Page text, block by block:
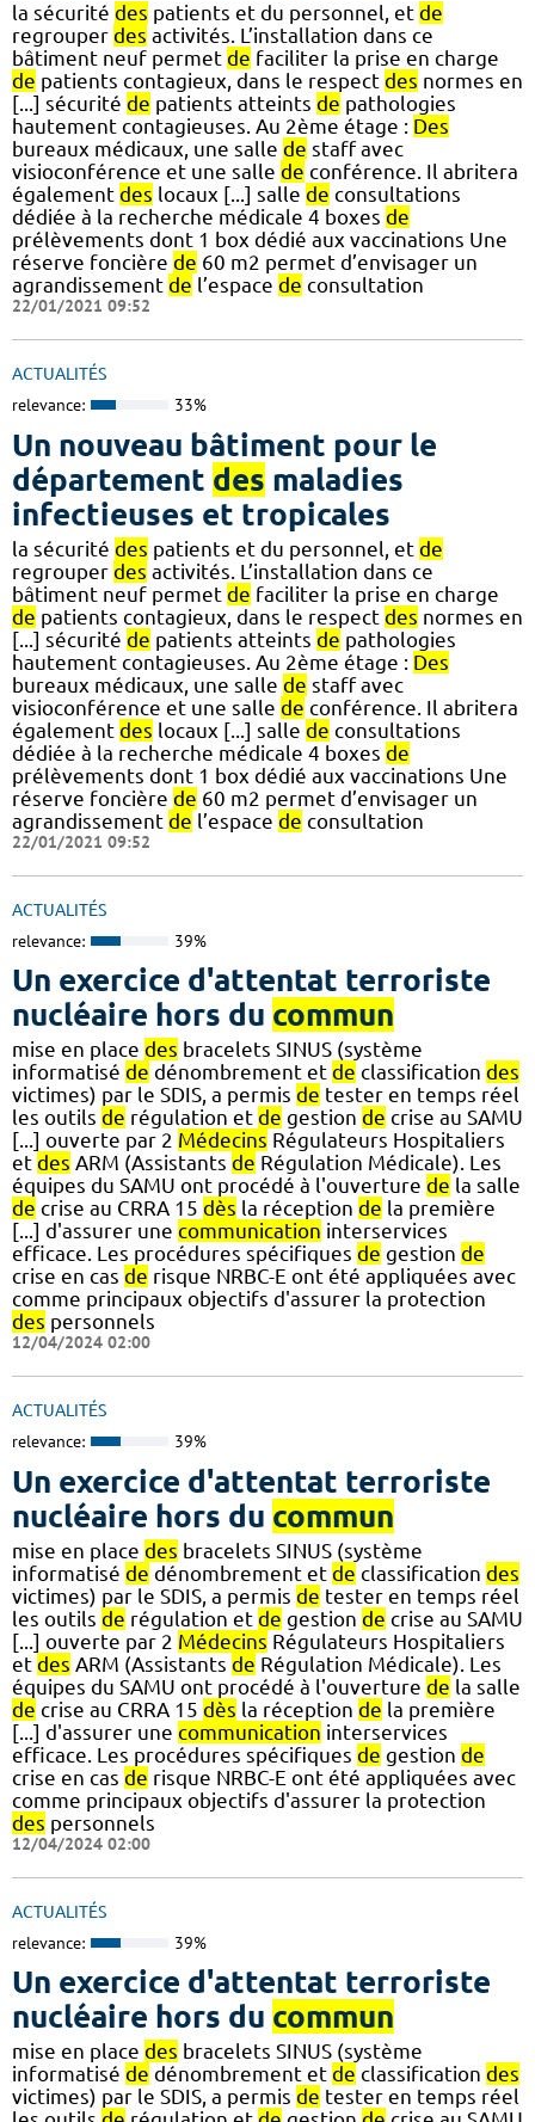
la sécurité des patients et du personnel, et de
regrouper des activités. L’installation dans ce
bâtiment neuf permet de faciliter la prise en charge
de patients contagieux, dans le respect des normes en
[...] sécurité de patients atteints de pathologies
hautement contagieuses. Au 2ème étage : Des
bureaux médicaux, une salle de staff avec
visioconférence et une salle de conférence. Il abritera
également des locaux [...] salle de consultations
dédiée à la recherche médicale 4 boxes de
prélèvements dont 1 box dédié aux vaccinations Une
réserve foncière de 60 m2 permet d’envisager un
agrandissement de l’espace de consultation
22/01/2021 09:52
ACTUALITÉS
relevance: 33%
Un nouveau bâtiment pour le
département des maladies
infectieuses et tropicales
la sécurité des patients et du personnel, et de
regrouper des activités. L’installation dans ce
bâtiment neuf permet de faciliter la prise en charge
de patients contagieux, dans le respect des normes en
[...] sécurité de patients atteints de pathologies
hautement contagieuses. Au 2ème étage : Des
bureaux médicaux, une salle de staff avec
visioconférence et une salle de conférence. Il abritera
également des locaux [...] salle de consultations
dédiée à la recherche médicale 4 boxes de
prélèvements dont 1 box dédié aux vaccinations Une
réserve foncière de 60 m2 permet d’envisager un
agrandissement de l’espace de consultation
22/01/2021 09:52
ACTUALITÉS
relevance: 39%
Un exercice d'attentat terroriste
nucléaire hors du commun
mise en place des bracelets SINUS (système
informatisé de dénombrement et de classification des
victimes) par le SDIS, a permis de tester en temps réel
les outils de régulation et de gestion de crise au SAMU
[...] ouverte par 2 Médecins Régulateurs Hospitaliers
et des ARM (Assistants de Régulation Médicale). Les
équipes du SAMU ont procédé à l'ouverture de la salle
de crise au CRRA 15 dès la réception de la première
[...] d'assurer une communication interservices
efficace. Les procédures spécifiques de gestion de
crise en cas de risque NRBC-E ont été appliquées avec
comme principaux objectifs d'assurer la protection
des personnels
12/04/2024 02:00
ACTUALITÉS
relevance: 39%
Un exercice d'attentat terroriste
nucléaire hors du commun
mise en place des bracelets SINUS (système
informatisé de dénombrement et de classification des
victimes) par le SDIS, a permis de tester en temps réel
les outils de régulation et de gestion de crise au SAMU
[...] ouverte par 2 Médecins Régulateurs Hospitaliers
et des ARM (Assistants de Régulation Médicale). Les
équipes du SAMU ont procédé à l'ouverture de la salle
de crise au CRRA 15 dès la réception de la première
[...] d'assurer une communication interservices
efficace. Les procédures spécifiques de gestion de
crise en cas de risque NRBC-E ont été appliquées avec
comme principaux objectifs d'assurer la protection
des personnels
12/04/2024 02:00
ACTUALITÉS
relevance: 39%
Un exercice d'attentat terroriste
nucléaire hors du commun
mise en place des bracelets SINUS (système
informatisé de dénombrement et de classification des
victimes) par le SDIS, a permis de tester en temps réel